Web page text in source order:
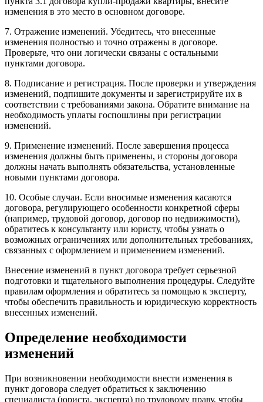
изменения в это место в основном договоре.
7. Отражение изменений. Убедитесь, что внесенные
изменения полностью и точно отражены в договоре.
Проверьте, что они логически связаны с остальными
пунктами договора.
8. Подписание и регистрация. После проверки и утверждения
изменений, подпишите документы и зарегистрируйте их в
соответствии с требованиями закона. Обратите внимание на
необходимость уплаты госпошлины при регистрации
изменений.
9. Применение изменений. После завершения процесса
изменения должны быть применены, и стороны договора
должны начать выполнять обязательства, установленные
новыми пунктами договора.
10. Особые случаи. Если вносимые изменения касаются
договора, регулирующего особенности конкретной сферы
(например, трудовой договор, договор по недвижимости),
обратитесь к консультанту или юристу, чтобы узнать о
возможных ограничениях или дополнительных требованиях,
связанных с оформлением и применением изменений.
Внесение изменений в пункт договора требует серьезной
подготовки и тщательного выполнения процедуры. Следуйте
правилам оформления и обратитесь за помощью к эксперту,
чтобы обеспечить правильность и юридическую корректность
внесенных изменений.
Определение необходимости
изменений
При возникновении необходимости внести изменения в
пункт договора следует обратиться к заключению
специалиста (юриста, эксперта) по трудовому праву, чтобы